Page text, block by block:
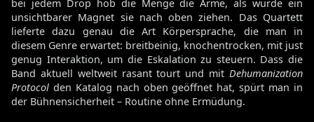
bei jedem Drop hob die Menge die Arme, als würde ein
unsichtbarer Magnet sie nach oben ziehen. Das Quartett
lieferte dazu genau die Art Körpersprache, die man in
diesem Genre erwartet: breitbeinig, knochentrocken, mit just
genug Interaktion, um die Eskalation zu steuern. Dass die
Band aktuell weltweit rasant tourt und mit Dehumanization
Protocol den Katalog nach oben geöffnet hat, spürt man in
der Bühnensicherheit – Routine ohne Ermüdung.